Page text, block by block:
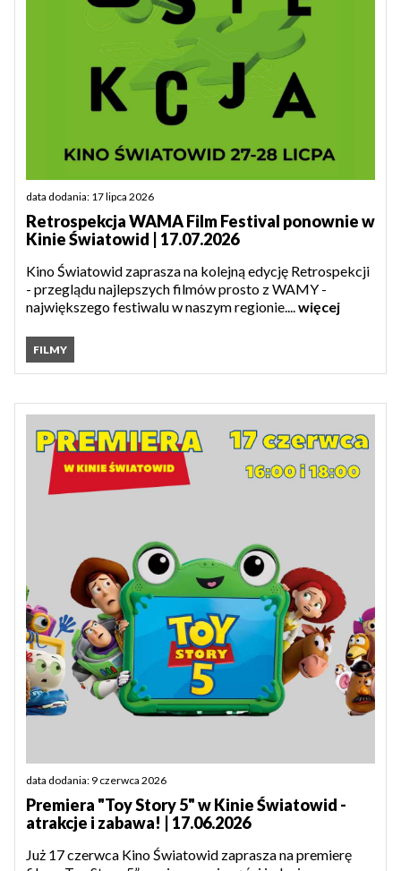
data dodania: 17 lipca 2026
Retrospekcja WAMA Film Festival ponownie w
Kinie Światowid | 17.07.2026
Kino Światowid zaprasza na kolejną edycję Retrospekcji
- przeglądu najlepszych filmów prosto z WAMY -
największego festiwalu w naszym regionie.... więcej
FILMY
data dodania: 9 czerwca 2026
Premiera "Toy Story 5" w Kinie Światowid -
atrakcje i zabawa! | 17.06.2026
Już 17 czerwca Kino Światowid zaprasza na premierę